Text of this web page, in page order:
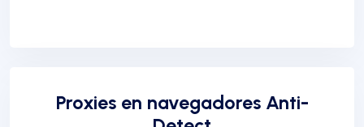
Proxies en navegadores Anti-